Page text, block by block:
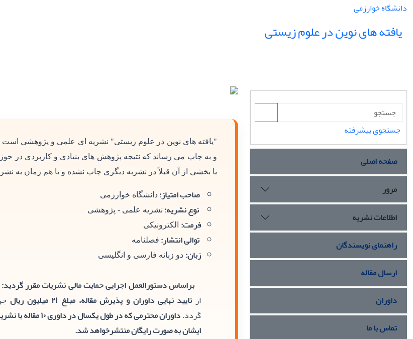
دانشگاه خوارزمی
یافته های نوین در علوم زیستی
جستجوی پیشرفته
صفحه اصلی
مرور
اطلاعات نشریه
راهنمای نویسندگان
ارسال مقاله
داوران
تماس با ما
"یافته های نوین در علوم زیستی" نشریه ای علمی و پژوهشی است
و به چاپ می رساند که نتیجه پژوهش های بنیادی و کاربردی در
یا بخشی از آن قبلاً در نشریه دیگری چاپ نشده و یا هم زمان به
صاحب امتیاز: دانشگاه خوارزمی
نوع نشریه: نشریه علمی - پژوهشی
فرمت: الکترونیکی
توالی انتشار: فصلنامه
زبان: دو زبانه فارسی و انگلیسی
براساس دستورالعمل اجرایی حمایت مالی نشریات مقرر گردید:
از تایید نهایی داوران و پذیرش مقاله، مبلغ ۲۱ میلیون ریال
گردد.
داوران محترمی که در
ایشان به صورت رایگان منتشرخواهد شد.